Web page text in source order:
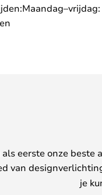
eerste onze beste
van
je